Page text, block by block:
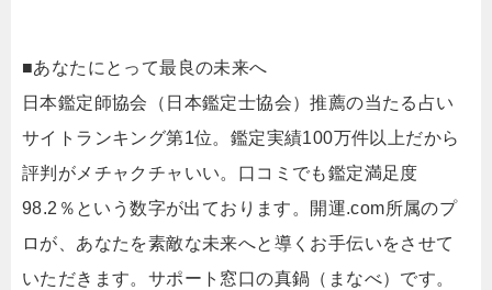
■あなたにとって最良の未来へ
日本鑑定師協会（日本鑑定士協会）推薦の当たる占い
サイトランキング第1位。鑑定実績100万件以上だから
評判がメチャクチャいい。口コミでも鑑定満足度
98.2％という数字が出ております。開運.com所属のプ
ロが、あなたを素敵な未来へと導くお手伝いをさせて
いただきます。サポート窓口の真鍋（まなべ）です。